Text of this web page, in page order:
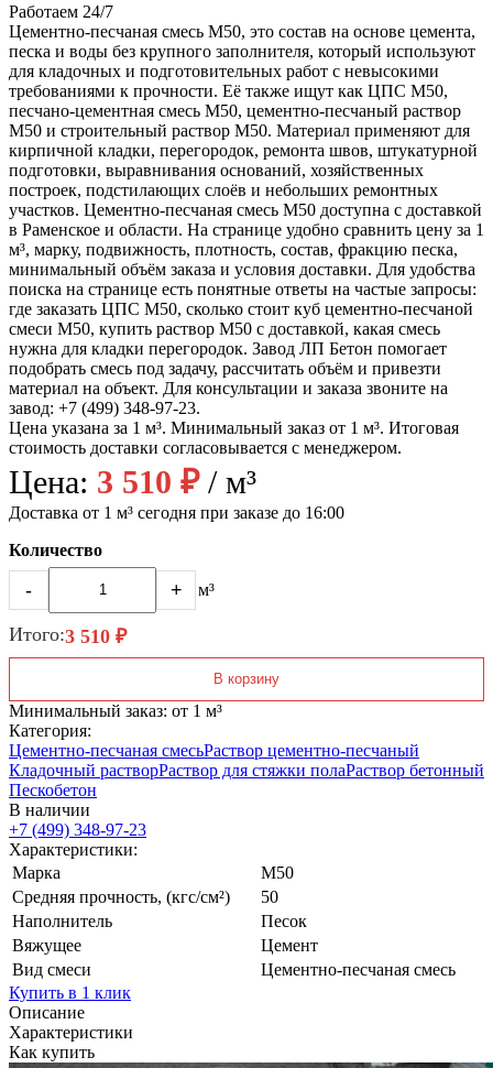
Работаем 24/7
Цементно-песчаная смесь М50, это состав на основе цемента,
песка и воды без крупного заполнителя, который используют
для кладочных и подготовительных работ с невысокими
требованиями к прочности. Её также ищут как ЦПС М50,
песчано-цементная смесь М50, цементно-песчаный раствор
М50 и строительный раствор М50. Материал применяют для
кирпичной кладки, перегородок, ремонта швов, штукатурной
подготовки, выравнивания оснований, хозяйственных
построек, подстилающих слоёв и небольших ремонтных
участков. Цементно-песчаная смесь М50 доступна с доставкой
в Раменское и области. На странице удобно сравнить цену за 1
м³, марку, подвижность, плотность, состав, фракцию песка,
минимальный объём заказа и условия доставки. Для удобства
поиска на странице есть понятные ответы на частые запросы:
где заказать ЦПС М50, сколько стоит куб цементно-песчаной
смеси М50, купить раствор М50 с доставкой, какая смесь
нужна для кладки перегородок. Завод ЛП Бетон помогает
подобрать смесь под задачу, рассчитать объём и привезти
материал на объект. Для консультации и заказа звоните на
завод: +7 (499) 348-97-23.
Цена указана за 1 м³. Минимальный заказ от 1 м³. Итоговая
стоимость доставки согласовывается с менеджером.
Цена: 3 510 ₽/ м³
Доставка от 1 м³ сегодня при заказе до 16:00
Количество
- + м³
Итого:3 510 ₽
В корзину
Минимальный заказ: от 1 м³
Категория:
Цементно-песчаная смесьРаствор цементно-песчаный
Кладочный растворРаствор для стяжки полаРаствор бетонный
Пескобетон
В наличии
+7 (499) 348-97-23
Характеристики:
Марка
М50
Средняя прочность, (кгс/см²)
50
Наполнитель
Песок
Вяжущее
Цемент
Вид смеси
Цементно-песчаная смесь
Купить в 1 клик
Описание
Характеристики
Как купить